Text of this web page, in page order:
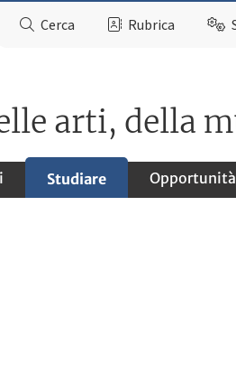
Cerca Rubrica
arti, della
Studiare Opportunità